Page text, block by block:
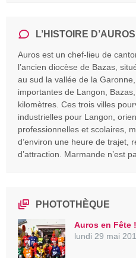
L’HISTOIRE D’AUROS
Auros est un chef-lieu de
l’ancien diocèse de Bazas,
au sud la vallée de la
importantes de Langon,
kilomètres. Ces trois villes
industrielles pour Langon,
professionnelles et scolaires,
d’environ une heure de trajet,
d’attraction. Marmande n’est
PHOTOTHÈQUE
Auros en Fête !
lundi 29 mai